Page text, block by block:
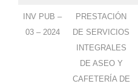
INV PUB –
03 – 2024
PRESTACIÓN
DE SERVICIOS
INTEGRALES
DE ASEO Y
CAFETERÍA DE